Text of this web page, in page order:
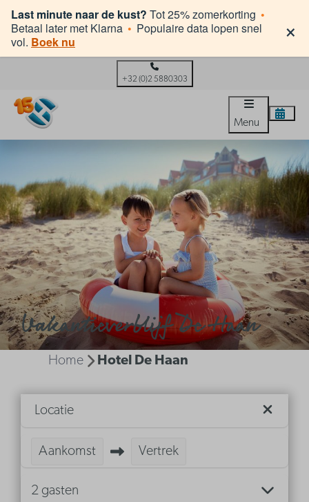
Last minute naar de kust? Tot 25% zomerkorting •
Betaal later met Klarna • Populaire data lopen snel
vol. Boek nu ×
+32 (0)2 5880303
Menu
Vakantieverblijf De Haan
Home Hotel De Haan
Locatie
Aankomst Vertrek
2 gasten